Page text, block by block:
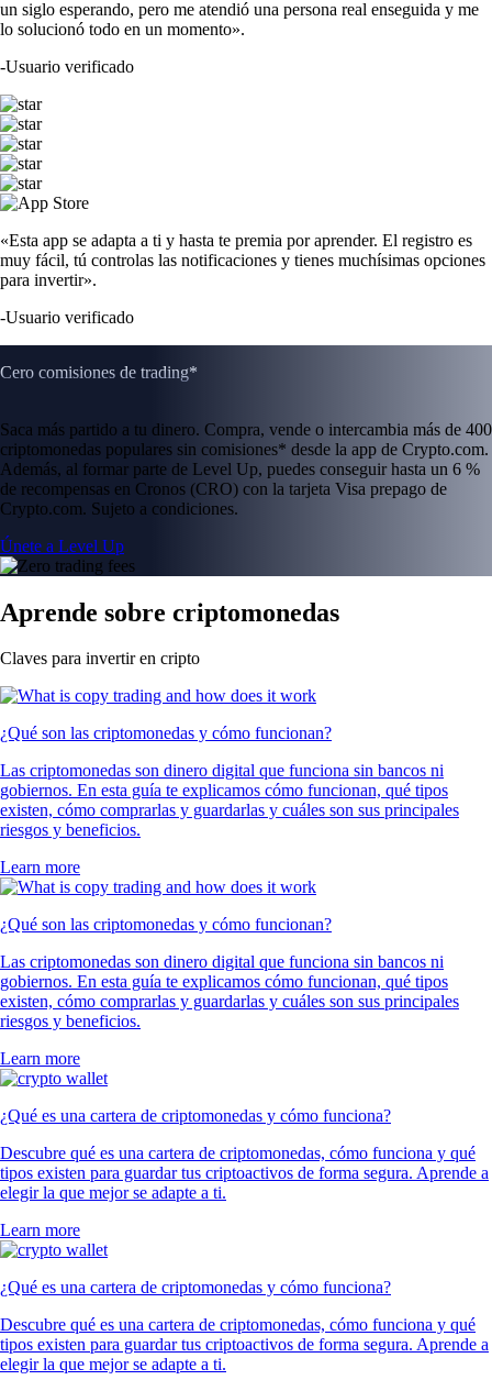
un siglo esperando, pero me atendió una persona real enseguida y me
lo solucionó todo en un momento».
-Usuario verificado
«Esta app se adapta a ti y hasta te premia por aprender. El registro es
muy fácil, tú controlas las notificaciones y tienes muchísimas opciones
para invertir».
-Usuario verificado
Cero comisiones de trading*
Saca más partido a tu dinero. Compra, vende o intercambia más de 400
criptomonedas populares sin comisiones* desde la app de Crypto.com.
Además, al formar parte de Level Up, puedes conseguir hasta un 6 %
de recompensas en Cronos (CRO) con la tarjeta Visa prepago de
Crypto.com. Sujeto a condiciones.
Únete a Level Up
Aprende sobre criptomonedas
Claves para invertir en cripto
¿Qué son las criptomonedas y cómo funcionan?
Las criptomonedas son dinero digital que funciona sin bancos ni
gobiernos. En esta guía te explicamos cómo funcionan, qué tipos
existen, cómo comprarlas y guardarlas y cuáles son sus principales
riesgos y beneficios.
Learn more
¿Qué son las criptomonedas y cómo funcionan?
Las criptomonedas son dinero digital que funciona sin bancos ni
gobiernos. En esta guía te explicamos cómo funcionan, qué tipos
existen, cómo comprarlas y guardarlas y cuáles son sus principales
riesgos y beneficios.
Learn more
¿Qué es una cartera de criptomonedas y cómo funciona?
Descubre qué es una cartera de criptomonedas, cómo funciona y qué
tipos existen para guardar tus criptoactivos de forma segura. Aprende a
elegir la que mejor se adapte a ti.
Learn more
¿Qué es una cartera de criptomonedas y cómo funciona?
Descubre qué es una cartera de criptomonedas, cómo funciona y qué
tipos existen para guardar tus criptoactivos de forma segura. Aprende a
elegir la que mejor se adapte a ti.